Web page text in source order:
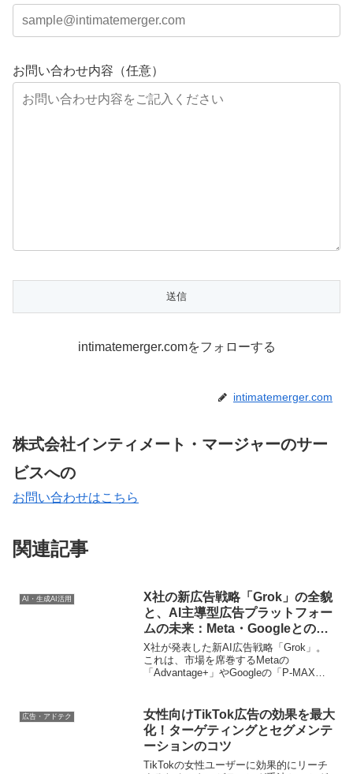
お問い合わせ内容（任意）
intimatemerger.comをフォローする
intimatemerger.com
株式会社インティメート・マージャーのサー
ビスへの
お問い合わせはこちら
関連記事
AI・生成AI活用
X社の新広告戦略「Grok」の全貌
と、AI主導型広告プラットフォー
ムの未来：Meta・Googleとの比
較から導く戦略的インサイト
X社が発表した新AI広告戦略「Grok」。
これは、市場を席巻するMetaの
「Advantage+」やGoogleの「P-MAX」
を、その根底にある思想、データ基盤、
そして広告主が直面する課題に至るまで
徹底的に比較分析。AIによる「ブラック
ボックス化」が進む広告エコシステムを
勝ち抜くための、実践的な戦略的インサ
広告・アドテク
女性向けTikTok広告の効果を最大
化！ターゲティングとセグメンテ
ーションのコツ
TikTokの女性ユーザーに効果的にリーチ